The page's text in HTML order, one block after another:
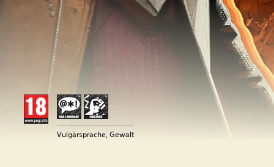
Vulgärsprache, Gewalt